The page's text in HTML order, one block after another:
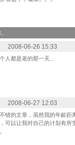
2008-06-26 15:33
人都是老的那一天...
2008-06-27 12:03
错的文章，虽然我的年龄距
可以让我对自己的计划有所